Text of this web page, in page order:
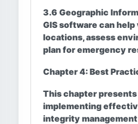
3.6 Geographic
GIS software can
locations, assess
plan for emergency
Chapter 4: Best
This chapter
implementing
integrity